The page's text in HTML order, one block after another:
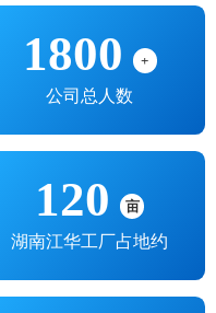
1800 +
公司总人数
120 亩
湖南江华工厂占地约